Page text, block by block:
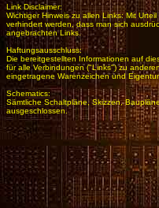
Link Disclaimer:
Wichtiger Hinweis zu allen Links: Mit
verhindert werden, dass man sich
angebrachten Links.
Haftungsausschluss:
Die bereitgestellten Informationen auf
für alle Verbindungen ("Links") zu
eingetragene Warenzeichen und
Schematics:
Sämtliche Schaltpläne, Skizzen,
ausgeschlossen.